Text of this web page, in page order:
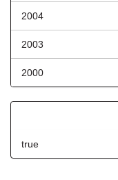
2004
2003
2000
true